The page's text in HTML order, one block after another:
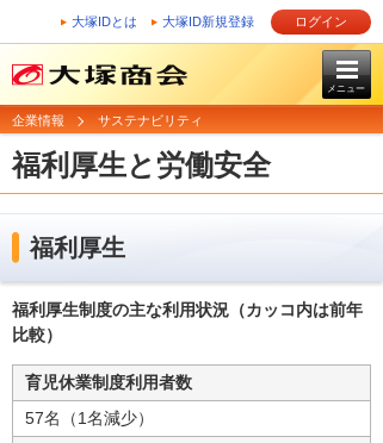
大塚IDとは 大塚ID新規登録 ログイン
メニュー
企業情報 サステナビリティ
福利厚生と労働安全
福利厚生
福利厚生制度の主な利用状況（カッコ内は前年
比較）
育児休業制度利用者数
57名（1名減少）